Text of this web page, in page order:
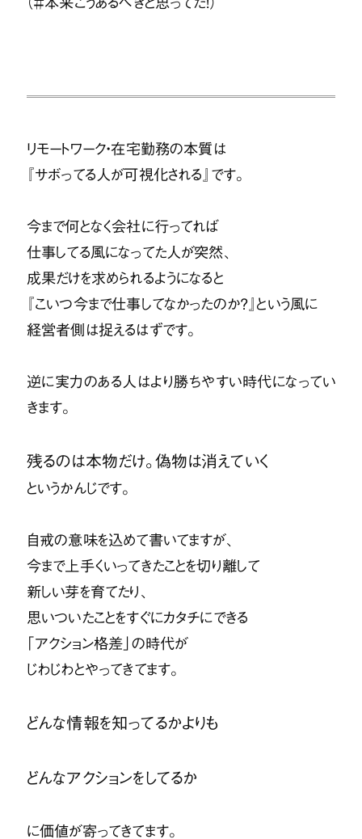
リモートワーク・在宅勤務の本質は
『サボってる人が可視化される』 です。
今まで何となく会社に行ってれば
仕事してる風になってた人が突然、
成果だけを求められるようになると
『こいつ今まで仕事してなかったのか？』 という風に
経営者側は捉えるはずです。
逆に実力のある人はより勝ちやすい時代になってい
きます。
残るのは本物だけ。偽物は消えていく
というかんじです。
自戒の意味を込めて書いてますが、
今まで上手くいってきたことを切り離して
新しい芽を育てたり、
思いついたことをすぐにカタチにできる
「アクション格差」 の時代が
じわじわとやってきてます。
どんな情報を知ってるかよりも
どんなアクションをしてるか
に価値が寄ってきてます。